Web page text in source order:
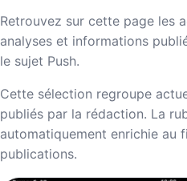
Retrouvez sur cette page les
analyses et informations
le sujet Push.
Cette sélection regroupe
publiés par la rédaction. La
automatiquement enrichie au
publications.